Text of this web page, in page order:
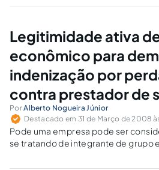
abril, terça – feira passada, cujo
Legitimidade ativa
econômico para
indenização por
contra prestador de
PorAlberto Nogueira Júnior
Destacado em 31 de Março de 2008
Pode uma empresa pode ser
se tratando de integrante de grupo